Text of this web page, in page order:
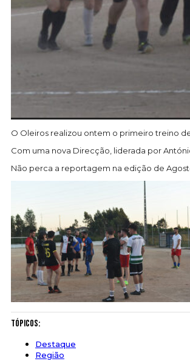
O Oleiros realizou ontem o primeiro treino
Com uma nova Direcção, liderada por
Não perca a reportagem na edição de
Tópicos:
Destaque
Região